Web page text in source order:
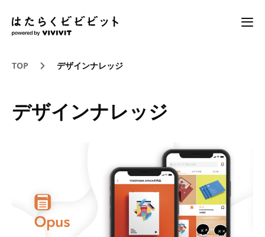
TOP デザインナレッジ
デザインナレッジ